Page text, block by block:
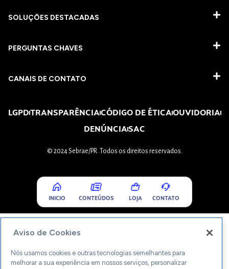
SOLUÇÕES DESTACADAS
PERGUNTAS CHAVES​
CANAIS DE CONTATO
LGPDTRANSPARÊNCIACÓDIGO DE ÉTICAOUVIDORIA
DENÚNCIASAC
© 2024 Sebrae/PR. Todos os direitos reservados.
INICIO CONTEÚDOS LOJA CONTATO
Aviso de Cookies
Nós usamos cookies e outras tecnologias semelhantes para
melhorar a sua experiência em nossos serviços, personalizar